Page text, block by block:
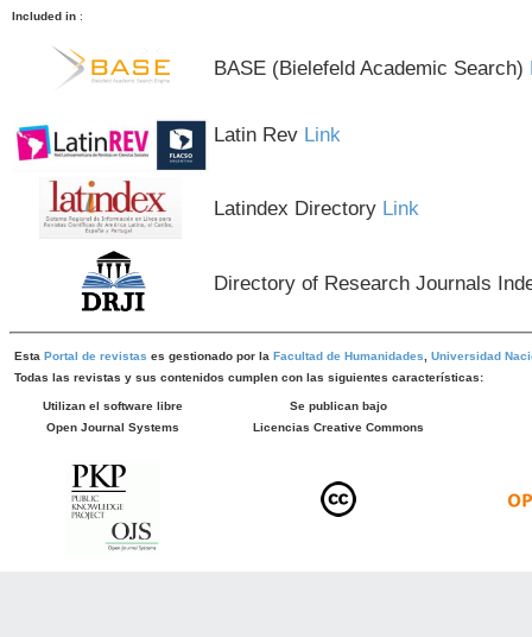
Included in :
BASE (Bielefeld Academic Search)
Latin Rev Link
Latindex Directory Link
Directory of Research Journals
Esta Portal de revistas es gestionado por la Facultad de Humanidades
Universidad
Todas las revistas y sus contenidos cumplen con las siguientes características:
Utilizan el software libre
Open Journal Systems
Se publican bajo
Licencias Creative Commons